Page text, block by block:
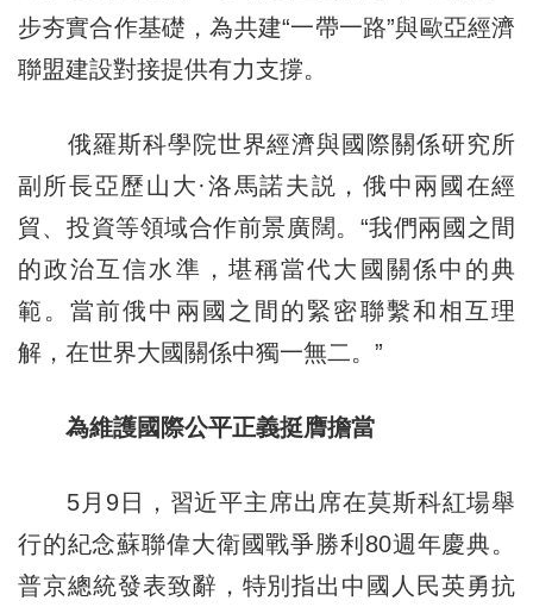
步夯實合作基礎，為共建“一帶一路”與歐亞經濟
聯盟建設對接提供有力支撐。
俄羅斯科學院世界經濟與國際關係研究所
副所長亞歷山大·洛馬諾夫説，俄中兩國在經
貿、投資等領域合作前景廣闊。“我們兩國之間
的政治互信水準，堪稱當代大國關係中的典
範。當前俄中兩國之間的緊密聯繫和相互理
解，在世界大國關係中獨一無二。”
為維護國際公平正義挺膺擔當
5月9日，習近平主席出席在莫斯科紅場舉
行的紀念蘇聯偉大衛國戰爭勝利80週年慶典。
普京總統發表致辭，特別指出中國人民英勇抗